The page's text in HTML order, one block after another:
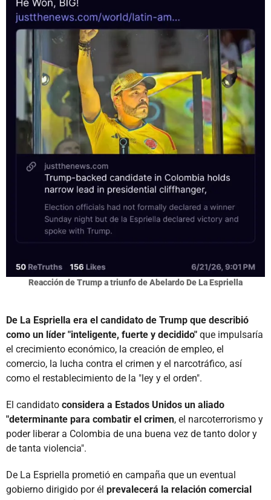
Reacción de Trump a triunfo de Abelardo De La Espriella
De La Espriella era el candidato de Trump que describió
como un líder "inteligente, fuerte y decidido" que impulsaría
el crecimiento económico, la creación de empleo, el
comercio, la lucha contra el crimen y el narcotráfico, así
como el restablecimiento de la "ley y el orden".
El candidato considera a Estados Unidos un aliado
"determinante para combatir el crimen, el narcoterrorismo y
poder liberar a Colombia de una buena vez de tanto dolor y
de tanta violencia".
De La Espriella prometió en campaña que un eventual
gobierno dirigido por él prevalecerá la relación comercial